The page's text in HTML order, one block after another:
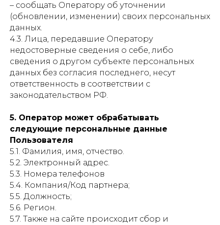
– сообщать Оператору об уточнении
(обновлении, изменении) своих персональных
данных.
4.3. Лица, передавшие Оператору
недостоверные сведения о себе, либо
сведения о другом субъекте персональных
данных без согласия последнего, несут
ответственность в соответствии с
законодательством РФ.
5. Оператор может обрабатывать
следующие персональные данные
Пользователя
5.1. Фамилия, имя, отчество.
5.2. Электронный адрес.
5.3. Номера телефонов
5.4. Компания/Код партнера;
5.5. Должность;
5.6. Регион.
5.7. Также на сайте происходит сбор и